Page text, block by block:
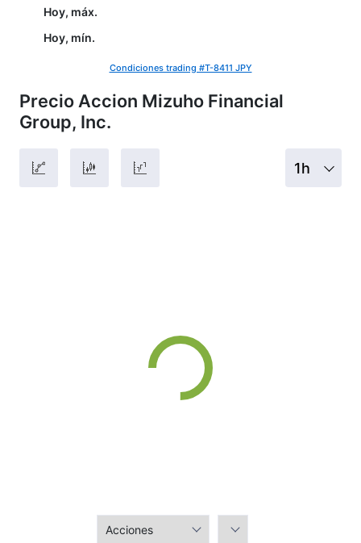
Precio Accion Mizuho Financial
Group, Inc.
1h
Hoy, máx.
Hoy, mín.
Condiciones trading #T-8411 JPY